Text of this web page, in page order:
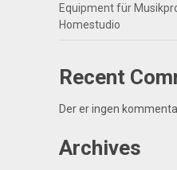
Equipment für
Homestudio
Recent
Der er ingen
Archives